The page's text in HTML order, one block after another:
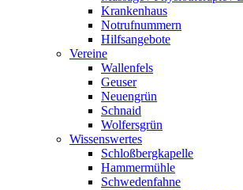
Krankenhaus
Notrufnummern
Hilfsangebote
Vereine
Wallenfels
Geuser
Neuengrün
Schnaid
Wolfersgrün
Wissenswertes
Schloßbergkapelle
Hammermühle
Schwedenfahne